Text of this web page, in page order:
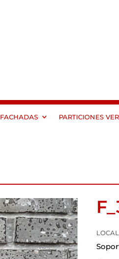
FACHADAS
PARTICIONES